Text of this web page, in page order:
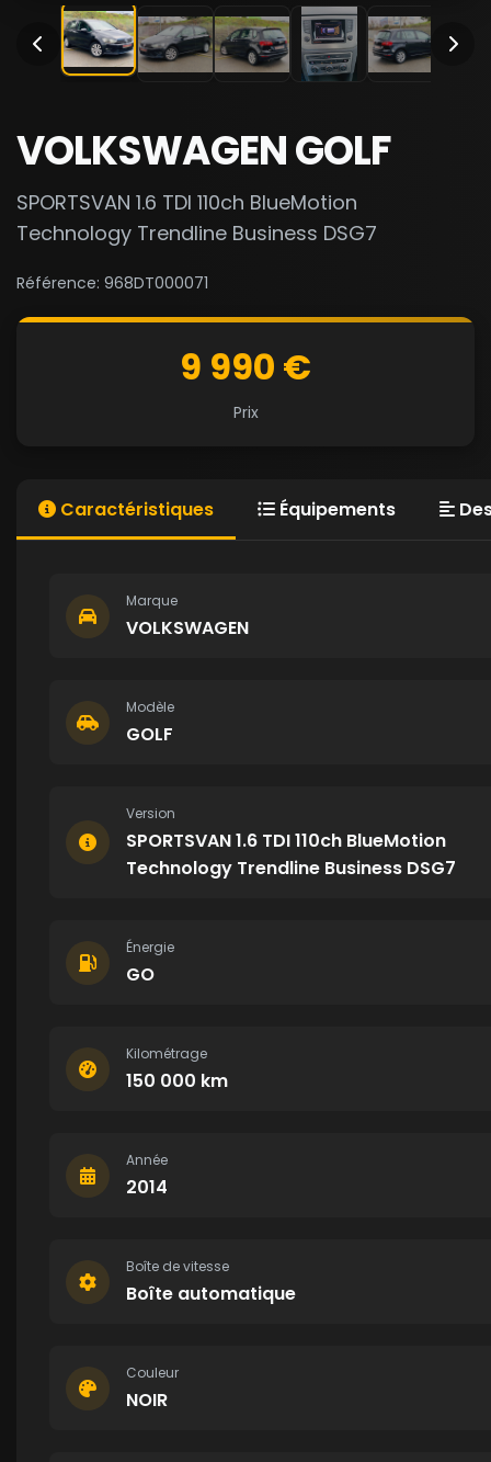
VOLKSWAGEN GOLF
SPORTSVAN 1.6 TDI 110ch BlueMotion
Technology Trendline Business DSG7
Référence: 968DT000071
9 990 €
Prix
Caractéristiques Équipements
Marque
VOLKSWAGEN
Modèle
GOLF
Version
SPORTSVAN 1.6 TDI 110ch BlueMotion
Technology Trendline Business DSG7
Énergie
GO
Kilométrage
150 000 km
Année
2014
Boîte de vitesse
Boîte automatique
Couleur
NOIR